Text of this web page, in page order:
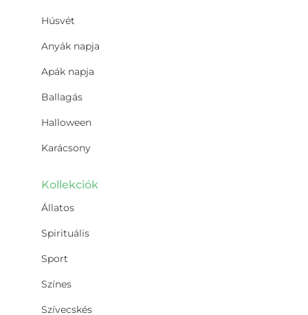
Húsvét
Anyák napja
Apák napja
Ballagás
Halloween
Karácsony
Kollekciók
Állatos
Spirituális
Sport
Színes
Szívecskés